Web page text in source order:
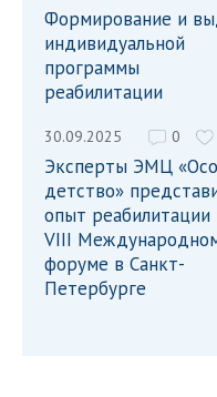
Формирование и
индивидуальной
программы
реабилитации
30.09.2025 0
Эксперты ЭМЦ
детство»
опыт реабилитации
VIII
форуме в Санкт-
Петербурге